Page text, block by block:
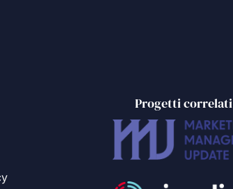
Progetti correlati